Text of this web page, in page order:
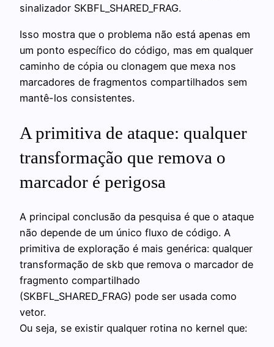
sinalizador SKBFL_SHARED_FRAG.
Isso mostra que o problema não está apenas em
um ponto específico do código, mas em qualquer
caminho de cópia ou clonagem que mexa nos
marcadores de fragmentos compartilhados sem
mantê-los consistentes.
A primitiva de ataque: qualquer
transformação que remova o
marcador é perigosa
A principal conclusão da pesquisa é que o ataque
não depende de um único fluxo de código. A
primitiva de exploração é mais genérica: qualquer
transformação de skb que remova o marcador de
fragmento compartilhado
(SKBFL_SHARED_FRAG) pode ser usada como
vetor.
Ou seja, se existir qualquer rotina no kernel que: